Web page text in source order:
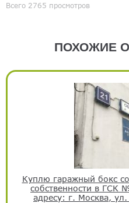
Всего 2765 просмотров
ПОХОЖИЕ
Куплю гаражный бокс
собственности в ГСК
адресу: г. Москва,